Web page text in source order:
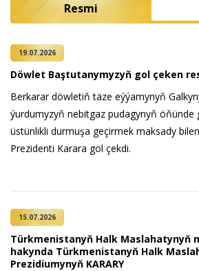
Resmi
19.07.2026
Döwlet Baştutanymyzyň gol çeken
Berkarar döwletiň täze eýýamynyň
ýurdumyzyň nebitgaz pudagynyň öňünde
üstünlikli durmuşa geçirmek maksady
Prezidenti Karara gol çekdi.
15.07.2026
Türkmenistanyň Halk Maslahatynyň
hakynda Türkmenistanyň Halk
Prezidiumynyň KARARY